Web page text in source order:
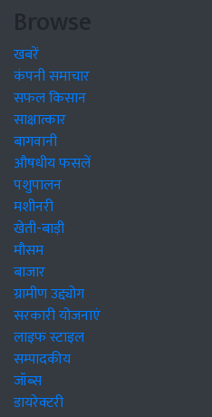
Browse
खबरें
कंपनी समाचार
सफल किसान
साक्षात्कार
बागवानी
औषधीय फसलें
पशुपालन
मशीनरी
खेती-बाड़ी
मौसम
बाजार
ग्रामीण उद्द्योग
सरकारी योजनाएं
लाइफ स्टाइल
सम्पादकीय
जॉब्स
डायरेक्टरी